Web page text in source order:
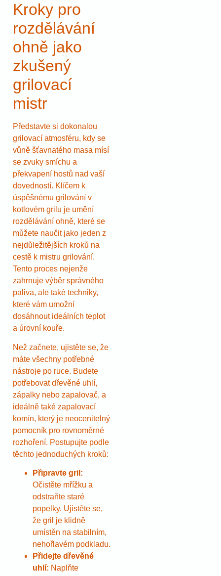
Kroky pro
rozdělávání
ohně jako
zkušený
grilovací
mistr
Představte si dokonalou
grilovací atmosféru, kdy se
vůně šťavnatého masa mísí
se zvuky smíchu a
překvapení hostů nad vaší
dovedností. Klíčem k
úspěšnému grilování v
kotlovém grilu je umění
rozdělávání ohně, které se
můžete naučit jako jeden z
nejdůležitějších kroků na
cestě k mistru grilování.
Tento proces nejenže
zahrnuje výběr správného
paliva, ale také techniky,
které vám umožní
dosáhnout ideálních teplot
a úrovní kouře.
Než začnete, ujistěte se, že
máte všechny potřebné
nástroje po ruce. Budete
potřebovat dřevěné uhlí,
zápalky nebo zapalovač, a
ideálně také zapalovací
komín, který je neocenitelný
pomocník pro rovnoměrné
rozhoření. Postupujte podle
těchto jednoduchých kroků:
Připravte gril:
Očistěte mřížku a
odstraňte staré
popelky. Ujistěte se,
že gril je klidně
umístěn na stabilním,
nehořlavém podkladu.
Přidejte dřevěné
uhlí: Naplňte